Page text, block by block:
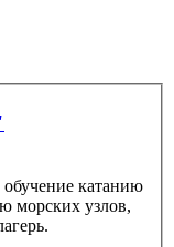
катанию
морских узлов,